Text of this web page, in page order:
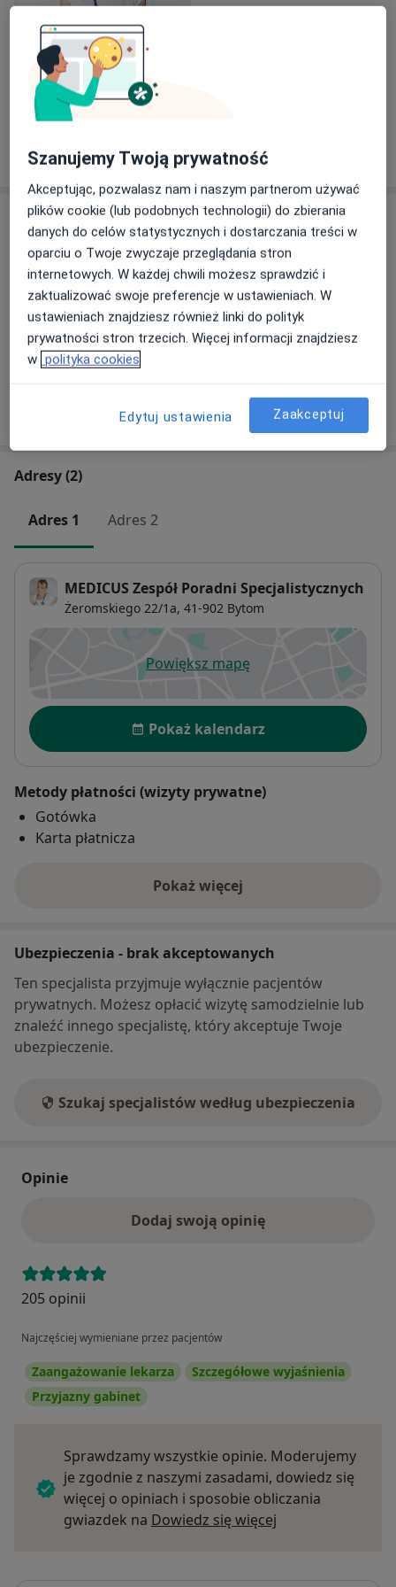
Zobacz galerię (1)
Pokaż więcej
o doświadczeniu
Usługi i ceny
Konsultacja neurologiczna
320 zł Szczegóły
Konsultacja neurologiczna - wizyta domowa
400 zł Szczegóły
W jaki sposób ustalane są ceny?
Adresy (2)
Adres 1 Adres 2
MEDICUS Zespół Poradni Specjalistycznych
Żeromskiego 22/1a, 41-902 Bytom
Powiększ mapęotwiera się w nowej karcie
Dostępność
Pokaż kalendarz
Metody płatności (wizyty prywatne)
Gotówka
Karta płatnicza
Pokaż więcej
o adresie
Ubezpieczenia - brak akceptowanych
Ten specjalista przyjmuje wyłącznie pacjentów
prywatnych. Możesz opłacić wizytę samodzielnie lub
znaleźć innego specjalistę, który akceptuje Twoje
ubezpieczenie.
Szukaj specjalistów według ubezpieczenia
Opinie
Dodaj swoją opinię
205 opinii
Najczęściej wymieniane przez pacjentów
Zaangażowanie lekarza
Szczegółowe wyjaśnienia
Przyjazny gabinet
Sprawdzamy wszystkie opinie. Moderujemy
je zgodnie z naszymi zasadami, dowiedz się
więcej o opiniach i sposobie obliczania
gwiazdek na Dowiedz się więcej
Szanujemy Twoją prywatność
Akceptując, pozwalasz nam i naszym partnerom używać
plików cookie (lub podobnych technologii) do zbierania
danych do celów statystycznych i dostarczania treści w
oparciu o Twoje zwyczaje przeglądania stron
internetowych. W każdej chwili możesz sprawdzić i
zaktualizować swoje preferencje w ustawieniach. W
ustawieniach znajdziesz również linki do polityk
prywatności stron trzecich. Więcej informacji znajdziesz
w polityka cookies
Edytuj ustawienia Zaakceptuj